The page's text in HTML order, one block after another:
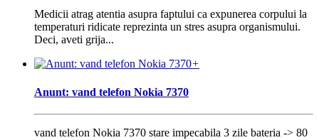
Medicii atrag atentia asupra faptului ca expunerea corpului la
temperaturi ridicate reprezinta un stres asupra organismului.
Deci, aveti grija...
+
Anunt: vand telefon Nokia 7370
vand telefon Nokia 7370 stare impecabila 3 zile bateria -> 80